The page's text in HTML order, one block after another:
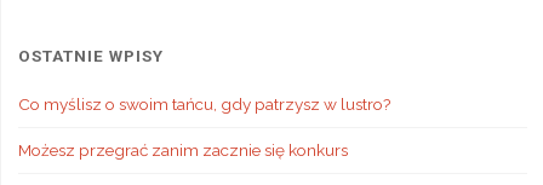
OSTATNIE WPISY
Co myślisz o swoim tańcu, gdy patrzysz w lustro?
Możesz przegrać zanim zacznie się konkurs